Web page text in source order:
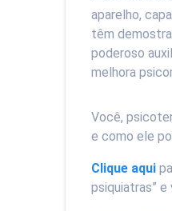
aparelho,
têm
poderoso
melhora
Você,
e como ele
Clique aqui
psiquiatras”